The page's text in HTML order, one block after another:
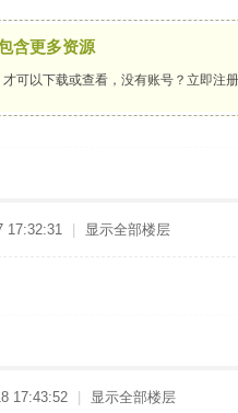
含更多资源
才可以下载或查看，没有账号？ 立即注册
17:32:31 显示全部楼层
17:43:52 显示全部楼层